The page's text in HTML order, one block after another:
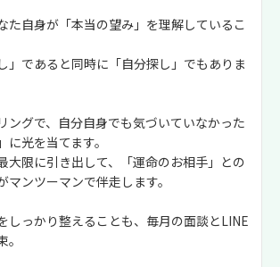
日々実感してい
ます。引き続き
た自身が「本当の望み」を理解しているこ
」であると同時に「自分探し」でもありま
ングで、自分自身でも気づいていなかった
に光を当てます。
大限に引き出して、「運命のお相手」との
マンツーマンで伴走します。
しっかり整えることも、毎月の面談とLINE